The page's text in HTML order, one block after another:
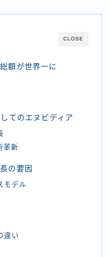
CLOSE
額が世界一に
てのエヌビディア
革新
の要因
モデル
違い